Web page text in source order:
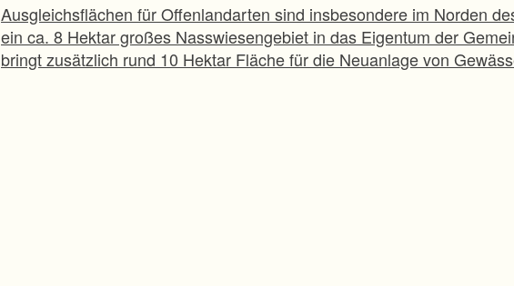
Ausgleichsflächen für Offenlandarten sind insbesondere im Norden
ein ca. 8 Hektar großes Nasswiesengebiet in das Eigentum der
bringt zusätzlich rund 10 Hektar Fläche für die Neuanlage von